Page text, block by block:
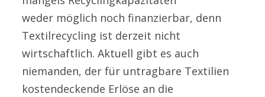
weder möglich noch finanzierbar, denn
Textilrecycling ist derzeit nicht
wirtschaftlich. Aktuell gibt es auch
niemanden, der für untragbare Textilien
kostendeckende Erlöse an die